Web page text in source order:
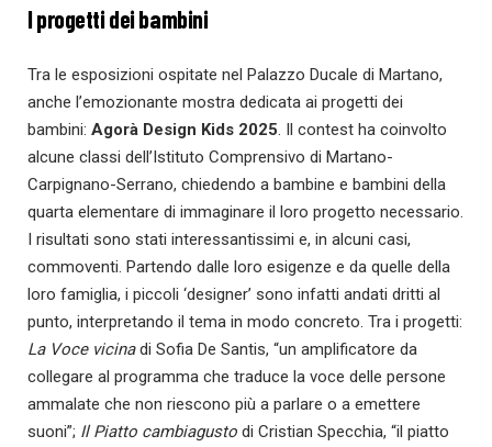
I progetti dei bambini
Tra le esposizioni ospitate nel Palazzo Ducale di Martano,
anche l’emozionante mostra dedicata ai progetti dei
bambini: Agorà Design Kids 2025 . Il contest ha coinvolto
alcune classi dell’Istituto Comprensivo di Martano-
Carpignano-Serrano, chiedendo a bambine e bambini della
quarta elementare di immaginare il loro progetto necessario.
I risultati sono stati interessantissimi e, in alcuni casi,
commoventi. Partendo dalle loro esigenze e da quelle della
loro famiglia, i piccoli ‘designer’ sono infatti andati dritti al
punto, interpretando il tema in modo concreto. Tra i progetti:
La Voce vicinadi Sofia De Santis, “un amplificatore da
collegare al programma che traduce la voce delle persone
ammalate che non riescono più a parlare o a emettere
suoni”; Il Piatto cambiagusto di Cristian Specchia, “il piatto